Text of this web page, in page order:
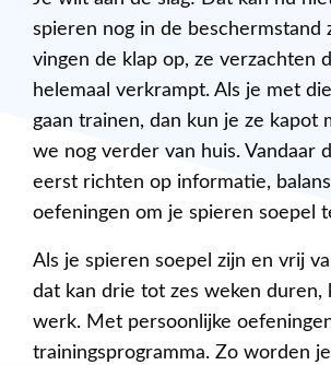
spieren nog in de beschermstand
vingen de klap op, ze verzachten
helemaal verkrampt. Als je met
gaan trainen, dan kun je ze kapot
we nog verder van huis. Vandaar
eerst richten op informatie,
oefeningen om je spieren soepel
Als je spieren soepel zijn en vrij
dat kan drie tot zes weken duren,
werk. Met persoonlijke
trainingsprogramma. Zo worden